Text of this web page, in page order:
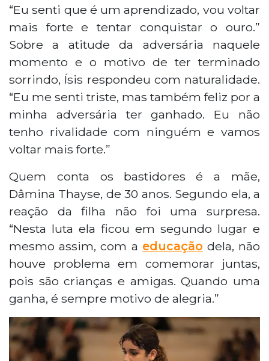
“Eu senti que é um aprendizado, vou voltar
mais forte e tentar conquistar o ouro.”
Sobre a atitude da adversária naquele
momento e o motivo de ter terminado
sorrindo, Ísis respondeu com naturalidade.
“Eu me senti triste, mas também feliz por a
minha adversária ter ganhado. Eu não
tenho rivalidade com ninguém e vamos
voltar mais forte.”
Quem conta os bastidores é a mãe,
Dâmina Thayse, de 30 anos. Segundo ela, a
reação da filha não foi uma surpresa.
“Nesta luta ela ficou em segundo lugar e
mesmo assim, com a educação dela, não
houve problema em comemorar juntas,
pois são crianças e amigas. Quando uma
ganha, é sempre motivo de alegria.”